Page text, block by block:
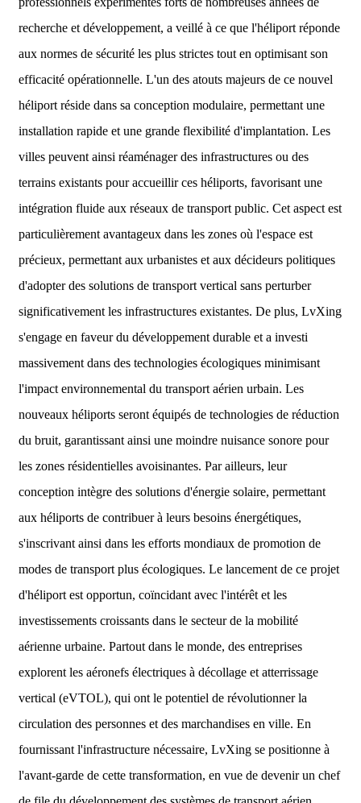
recherche et développement, a veillé à ce que l'héliport réponde
aux normes de sécurité les plus strictes tout en optimisant son
efficacité opérationnelle. L'un des atouts majeurs de ce nouvel
héliport réside dans sa conception modulaire, permettant une
installation rapide et une grande flexibilité d'implantation. Les
villes peuvent ainsi réaménager des infrastructures ou des
terrains existants pour accueillir ces héliports, favorisant une
intégration fluide aux réseaux de transport public. Cet aspect est
particulièrement avantageux dans les zones où l'espace est
précieux, permettant aux urbanistes et aux décideurs politiques
d'adopter des solutions de transport vertical sans perturber
significativement les infrastructures existantes. De plus, LvXing
s'engage en faveur du développement durable et a investi
massivement dans des technologies écologiques minimisant
l'impact environnemental du transport aérien urbain. Les
nouveaux héliports seront équipés de technologies de réduction
du bruit, garantissant ainsi une moindre nuisance sonore pour
les zones résidentielles avoisinantes. Par ailleurs, leur
conception intègre des solutions d'énergie solaire, permettant
aux héliports de contribuer à leurs besoins énergétiques,
s'inscrivant ainsi dans les efforts mondiaux de promotion de
modes de transport plus écologiques. Le lancement de ce projet
d'héliport est opportun, coïncidant avec l'intérêt et les
investissements croissants dans le secteur de la mobilité
aérienne urbaine. Partout dans le monde, des entreprises
explorent les aéronefs électriques à décollage et atterrissage
vertical (eVTOL), qui ont le potentiel de révolutionner la
circulation des personnes et des marchandises en ville. En
fournissant l'infrastructure nécessaire, LvXing se positionne à
l'avant-garde de cette transformation, en vue de devenir un chef